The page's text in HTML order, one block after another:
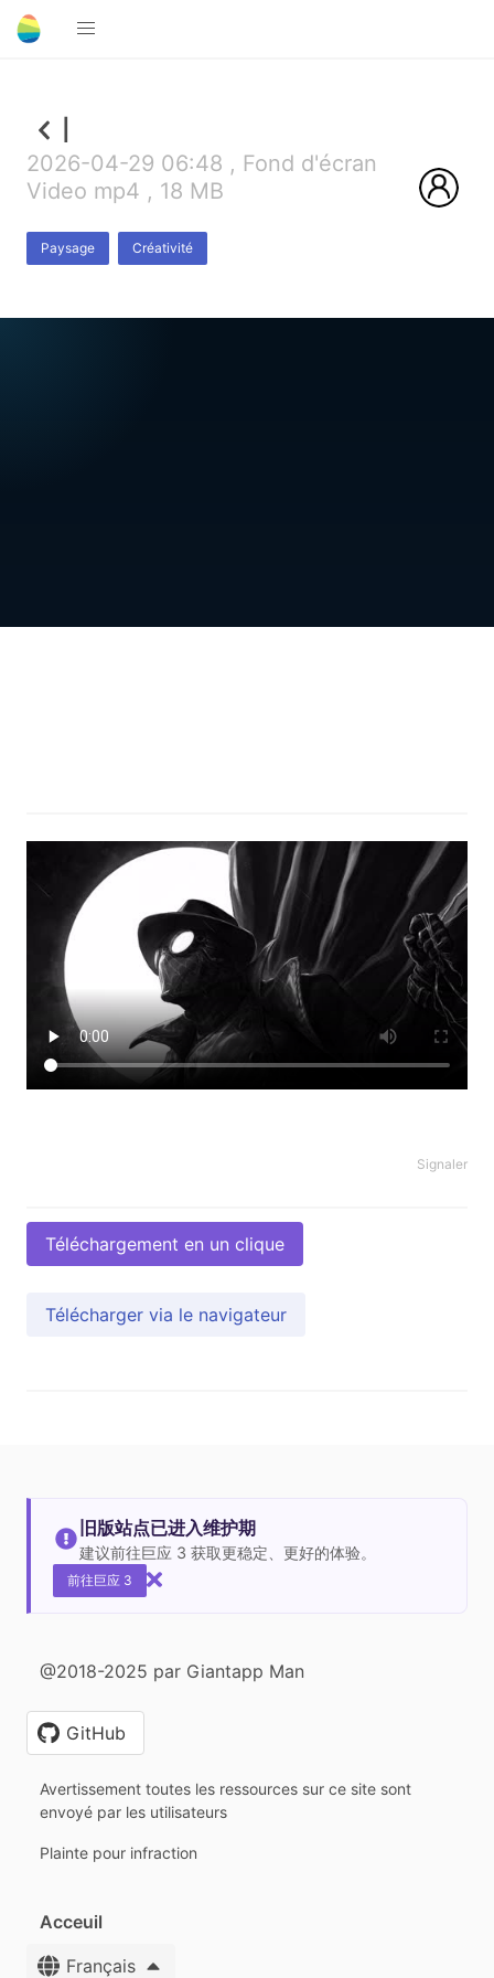
l
2026-04-29 06:48 , Fond d'écran
Video mp4 , 18 MB
Paysage Créativité
Signaler
Téléchargement en un clique
Télécharger via le navigateur
旧版站点已进入维护期
建议前往巨应 3 获取更稳定、更好的体验。
前往巨应 3
@2018-2025 par Giantapp Man
GitHub
Avertissement toutes les ressources sur ce site sont
envoyé par les utilisateurs
Plainte pour infraction
Acceuil
Français